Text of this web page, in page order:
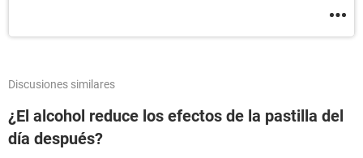
Discusiones similares
¿El alcohol reduce los efectos de la pastilla del
día después?